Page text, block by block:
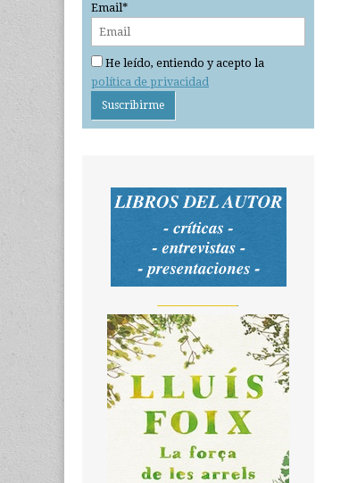
Email*
He leído, entiendo y acepto la
política de privacidad